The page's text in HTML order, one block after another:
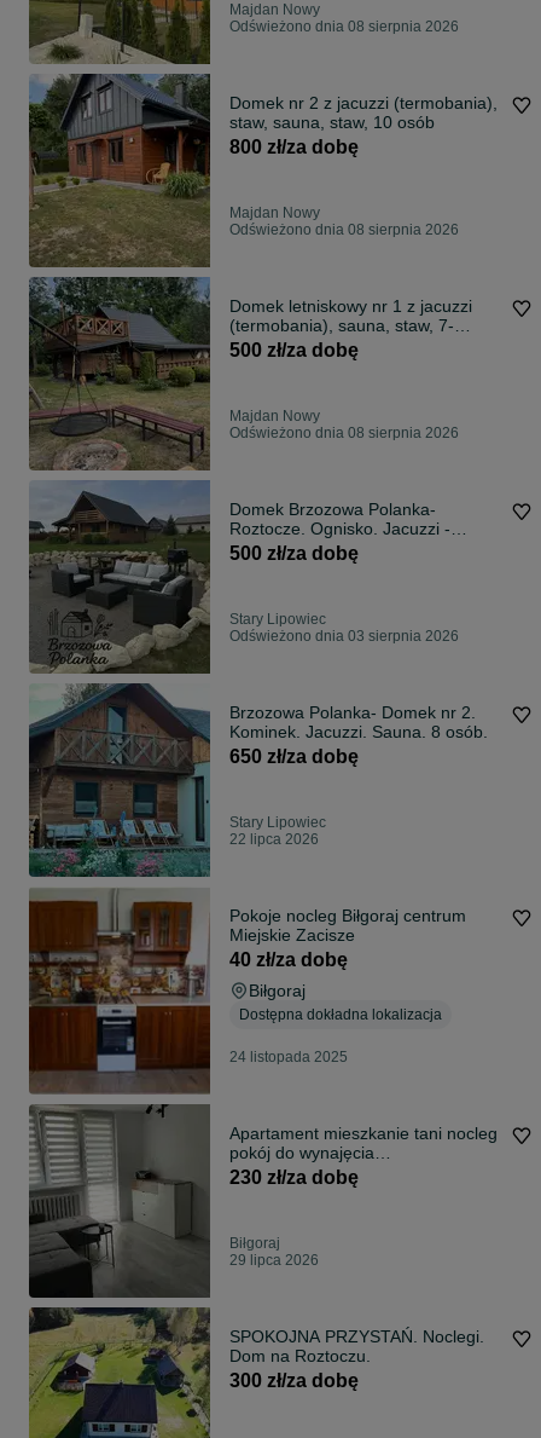
Majdan Nowy
Odświeżono dnia 08 sierpnia 2026
Domek nr 2 z jacuzzi (termobania),
staw, sauna, staw, 10 osób
800 zł/za dobę
Majdan Nowy
Odświeżono dnia 08 sierpnia 2026
Domek letniskowy nr 1 z jacuzzi
(termobania), sauna, staw, 7-
osobowy
500 zł/za dobę
Majdan Nowy
Odświeżono dnia 08 sierpnia 2026
Domek Brzozowa Polanka-
Roztocze. Ognisko. Jacuzzi -
Sauna.
500 zł/za dobę
Stary Lipowiec
Odświeżono dnia 03 sierpnia 2026
Brzozowa Polanka- Domek nr 2.
Kominek. Jacuzzi. Sauna. 8 osób.
650 zł/za dobę
Stary Lipowiec
22 lipca 2026
Pokoje nocleg Biłgoraj centrum
Miejskie Zacisze
40 zł/za dobę
Biłgoraj
Dostępna dokładna lokalizacja
24 listopada 2025
Apartament mieszkanie tani nocleg
pokój do wynajęcia
krótkoterminowo
230 zł/za dobę
Biłgoraj
29 lipca 2026
SPOKOJNA PRZYSTAŃ. Noclegi.
Dom na Roztoczu.
300 zł/za dobę